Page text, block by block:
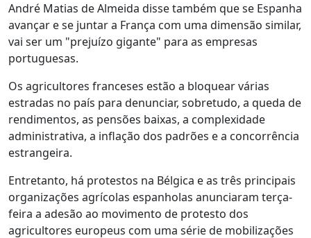
André Matias de Almeida disse também que se Espanha
avançar e se juntar a França com uma dimensão similar,
vai ser um "prejuízo gigante" para as empresas
portuguesas.
Os agricultores franceses estão a bloquear várias
estradas no país para denunciar, sobretudo, a queda de
rendimentos, as pensões baixas, a complexidade
administrativa, a inflação dos padrões e a concorrência
estrangeira.
Entretanto, há protestos na Bélgica e as três principais
organizações agrícolas espanholas anunciaram terça-
feira a adesão ao movimento de protesto dos
agricultores europeus com uma série de mobilizações